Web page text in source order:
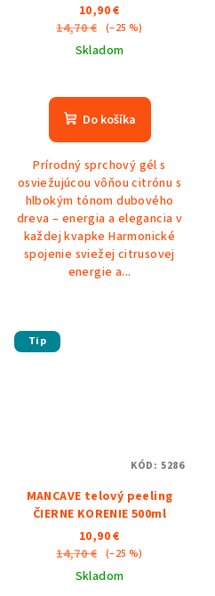
10,90 €
14,70 € (–25 %)
Skladom
Do košíka
Prírodný sprchový gél s
osviežujúcou vôňou citrónu s
hlbokým tónom dubového
dreva – energia a elegancia v
každej kvapke Harmonické
spojenie sviežej citrusovej
energie a...
Tip
MANCAVE telový peeling
ČIERNE KORENIE 500ml
10,90 €
14,70 € (–25 %)
Skladom
KÓD: 5286